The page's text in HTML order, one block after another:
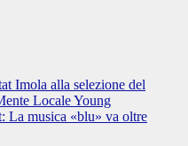
Imola alla selezione del
Locale Young
La musica «blu» va oltre